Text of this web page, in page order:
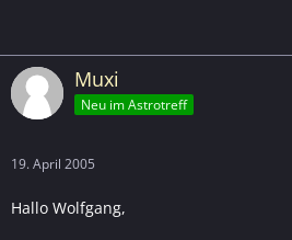
Muxi
Neu im Astrotreff
19. April 2005
Hallo Wolfgang,